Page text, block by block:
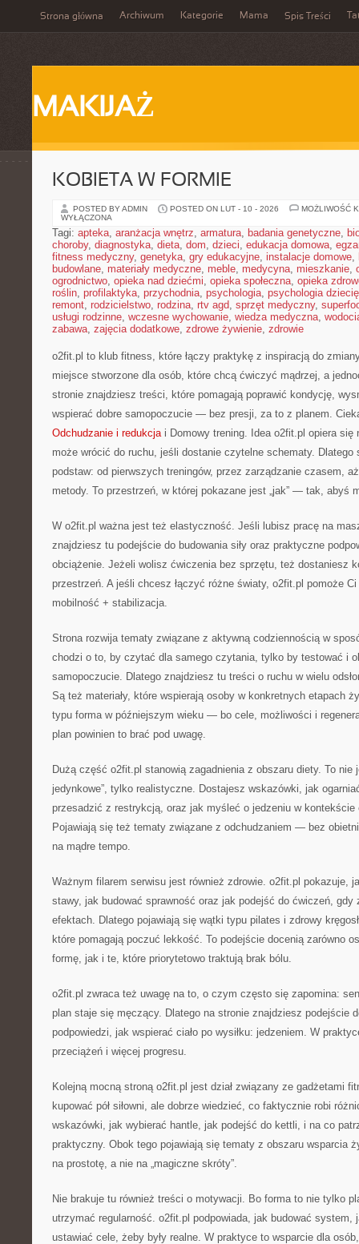
Strona główna Archiwum Kategorie Mama Spis Treści
MAKIJAŻ
KOBIETA W FORMIE
POSTED BY ADMIN POSTED ON LUT - 10 - 2026
MOŻLIWOŚĆ
WYŁĄCZONA
Tagi: apteka, aranżacja wnętrz, armatura, badania genetyczne,
choroby, diagnostyka, dieta, dom, dzieci, edukacja domowa,
fitness medyczny, genetyka, gry edukacyjne, instalacje domowe,
budowlane, materiały medyczne, meble, medycyna, mieszkanie,
ogrodnictwo, opieka nad dziećmi, opieka społeczna, opieka
roślin, profilaktyka, przychodnia, psychologia, psychologia
remont, rodzicielstwo, rodzina, rtv agd, sprzęt medyczny,
usługi rodzinne, wczesne wychowanie, wiedza medyczna,
zabawa, zajęcia dodatkowe, zdrowe żywienie, zdrowie
o2fit.pl to klub fitness, które łączy praktykę z inspiracją do
miejsce stworzone dla osób, które chcą ćwiczyć mądrzej, a
stronie znajdziesz treści, które pomagają poprawić kondycję,
wspierać dobre samopoczucie — bez presji, za to z planem.
Odchudzanie i redukcjai Domowy trening. Idea o2fit.pl opiera się
może wrócić do ruchu, jeśli dostanie czytelne schematy. Dlatego
podstaw: od pierwszych treningów, przez zarządzanie czasem,
metody. To przestrzeń, w której pokazane jest „jak” — tak, abyś
W o2fit.pl ważna jest też elastyczność. Jeśli lubisz pracę na
znajdziesz tu podejście do budowania siły oraz praktyczne
obciążenie. Jeżeli wolisz ćwiczenia bez sprzętu, też dostaniesz
przestrzeń. A jeśli chcesz łączyć różne światy, o2fit.pl pomoże
mobilność + stabilizacja.
Strona rozwija tematy związane z aktywną codziennością w
chodzi o to, by czytać dla samego czytania, tylko by testować i
samopoczucie. Dlatego znajdziesz tu treści o ruchu w wielu
Są też materiały, które wspierają osoby w konkretnych etapach
typu forma w późniejszym wieku — bo cele, możliwości i
plan powinien to brać pod uwagę.
Dużą część o2fit.pl stanowią zagadnienia z obszaru diety. To nie
jedynkowe”, tylko realistyczne. Dostajesz wskazówki, jak
przesadzić z restrykcją, oraz jak myśleć o jedzeniu w kontekście
Pojawiają się też tematy związane z odchudzaniem — bez
na mądre tempo.
Ważnym filarem serwisu jest również zdrowie. o2fit.pl pokazuje,
stawy, jak budować sprawność oraz jak podejść do ćwiczeń, gdy
efektach. Dlatego pojawiają się wątki typu pilates i zdrowy
które pomagają poczuć lekkość. To podejście docenią zarówno
formę, jak i te, które priorytetowo traktują brak bólu.
o2fit.pl zwraca też uwagę na to, o czym często się zapomina:
plan staje się męczący. Dlatego na stronie znajdziesz podejście
podpowiedzi, jak wspierać ciało po wysiłku: jedzeniem. W
przeciążeń i więcej progresu.
Kolejną mocną stroną o2fit.pl jest dział związany ze gadżetami
kupować pół siłowni, ale dobrze wiedzieć, co faktycznie robi
wskazówki, jak wybierać hantle, jak podejść do kettli, i na co
praktyczny. Obok tego pojawiają się tematy z obszaru wsparcia
na prostotę, a nie na „magiczne skróty”.
Nie brakuje tu również treści o motywacji. Bo forma to nie tylko
utrzymać regularność. o2fit.pl podpowiada, jak budować system,
ustawiać cele, żeby były realne. W praktyce to wsparcie dla